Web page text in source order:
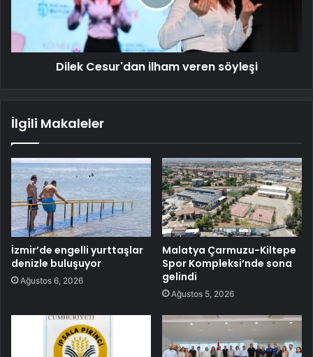
Dilek Cesur'dan ilham veren söyleşi
İlgili Makaleler
İzmir’de engelli yurttaşlar
denizle buluşuyor
Ağustos 6, 2026
Malatya Çarmuzu-Kiltepe
Spor Kompleksi’nde sona
gelindi
Ağustos 5, 2026